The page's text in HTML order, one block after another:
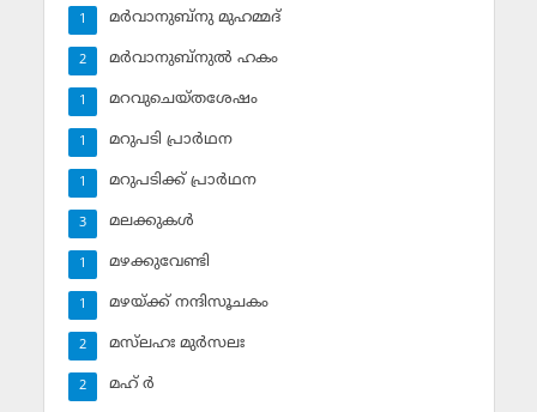
മര്‍വാനുബ്‌നു മുഹമ്മദ്
1
മര്‍വാനുബ്‌നുല്‍ ഹകം
2
മറവുചെയ്തശേഷം
1
മറുപടി പ്രാര്‍ഥന
1
മറുപടിക്ക് പ്രാര്‍ഥന
1
മലക്കുകള്‍
3
മഴക്കുവേണ്ടി
1
മഴയ്ക്ക് നന്ദിസൂചകം
1
മസ്‌ലഹഃ മുര്‍സലഃ
2
മഹ് ര്‍
2